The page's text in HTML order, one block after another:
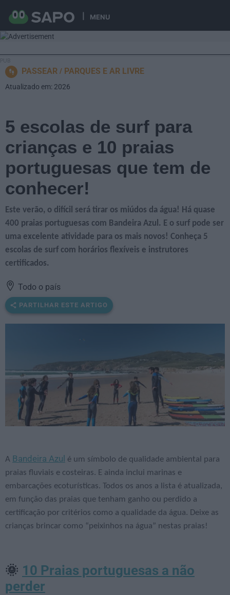
MENU
PASSEAR PARQUES E AR LIVRE
5 escolas de surf para
crianças e 10 praias
portuguesas que tem de
conhecer!
Este verão, o difícil será tirar os miúdos da água! Há quase
400 praias portuguesas com Bandeira Azul. E o surf pode ser
uma excelente atividade para os mais novos! Conheça 5
escolas de surf com horários flexíveis e instrutores
certificados.
Todo o país
PARTILHAR ESTE ARTIGO
A Bandeira Azul é um símbolo de qualidade ambiental para
praias fluviais e costeiras. E ainda inclui marinas e
embarcações ecoturísticas. Todos os anos a lista é atualizada,
em função das praias que tenham ganho ou perdido a
certificação por critérios como a qualidade da água. Deixe as
crianças brincar como “peixinhos na água” nestas praias!
🌞 10 Praias portuguesas a não
perder
Atualizado em: 2026